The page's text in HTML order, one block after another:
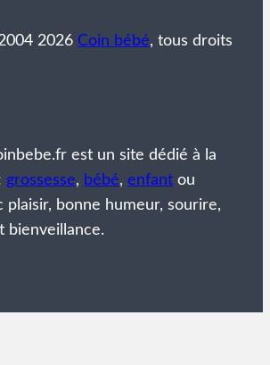
2026 Coin bébé, tous droits
est un site dédié à la
grossesse, bébé, enfant ou
plaisir, bonne humeur, sourire,
bienveillance.